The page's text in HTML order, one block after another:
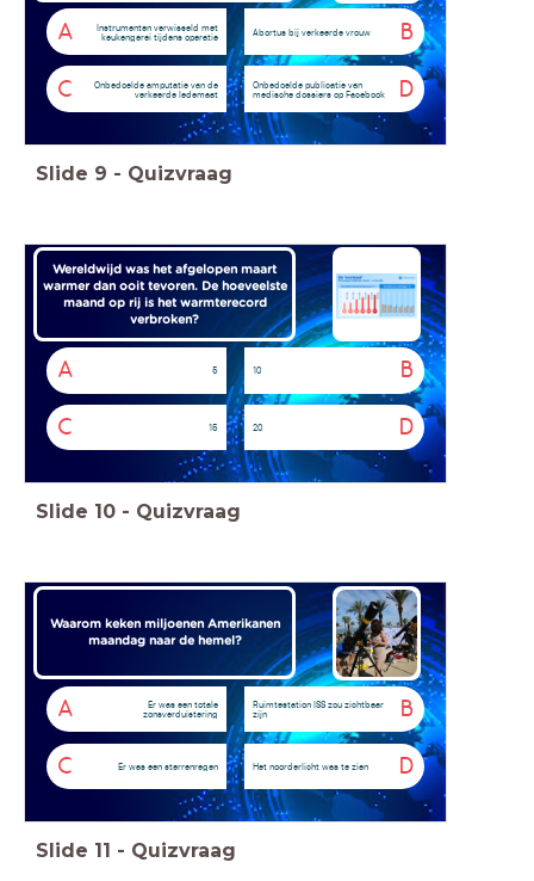
A
Instrumenten verwisseld met
keukengerei tijdens operatie
B
Abortus bij verkeerde vrouw
C
Onbedoelde amputatie van de
verkeerde ledemaat
D
Onbedoelde publicatie van
medische dossiers op Facebook
Slide 9 - Quizvraag
Wereldwijd was het afgelopen maart
warmer dan ooit tevoren. De hoeveelste
maand op rij is het warmterecord
verbroken?
A 5 B
10
C 15 D
20
Slide 10 - Quizvraag
Waarom keken miljoenen Amerikanen
maandag naar de hemel?
A
Er was een totale
zonsverduistering
B
Ruimtestation ISS zou zichtbaar
zijn
C Er was een sterrenregen D
Het noorderlicht was te zien
Slide 11 - Quizvraag